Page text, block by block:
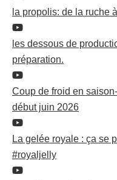
la propolis: de la ruche
les dessous de
préparation.
Coup de froid en
début juin 2026
La gelée royale : ça se
#royaljelly